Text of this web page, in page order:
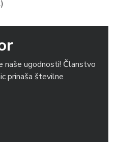
naše ugodnosti! Članstvo
prinaša številne